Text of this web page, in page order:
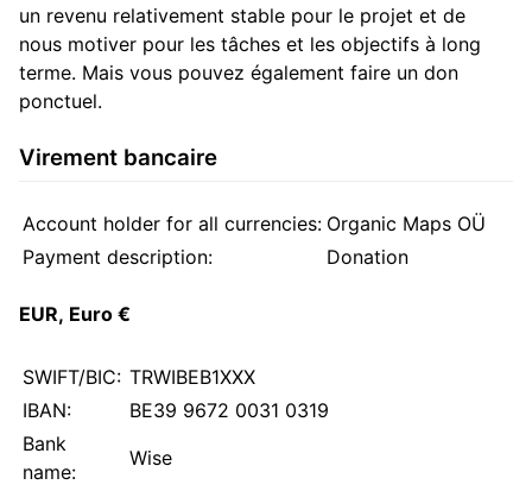
un revenu relativement stable pour le projet et de
nous motiver pour les tâches et les objectifs à long
terme. Mais vous pouvez également faire un don
ponctuel.
Virement bancaire
Account holder for all currencies: Organic Maps OÜ
Payment description:
Donation
EUR, Euro €
SWIFT/BIC: TRWIBEB1XXX
IBAN:
BE39 9672 0031 0319
Bank
name:
Wise